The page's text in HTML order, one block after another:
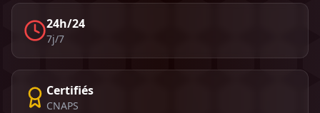
24h/24
7j/7
Certifiés
CNAPS